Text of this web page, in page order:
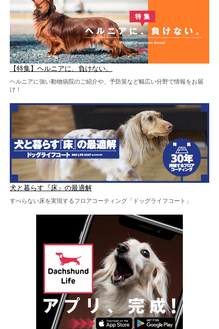
【特集】ヘルニアに、負けない。
ヘルニアに強い動物病院のご紹介や、予防策など幅広い分野で情報をお届
け！
犬と暮らす『床』の最適解
すべらない床を実現するフロアコーティング「ドッグライフコート」